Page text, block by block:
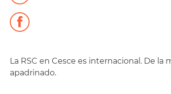
La RSC en Cesce es internacional. De
apadrinado.